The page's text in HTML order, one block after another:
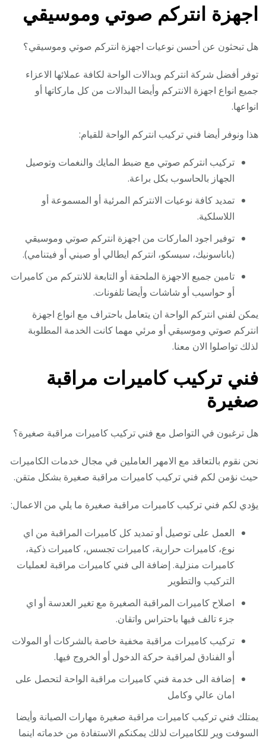
اجهزة انتركم صوتي وموسيقي
هل تبحثون عن أحسن نوعيات اجهزة انتركم صوتي وموسيقي؟
توفر أفضل شركة انتركم وبدالات الواحة لكافة عملائها الاعزاء
جميع انواع اجهزة الانتركم وأيضا البدالات من كل ماركاتها أو
انواعها.
هذا ونوفر أيضا فني تركيب انتركم الواحة للقيام:
تركيب انتركم صوتي مع ضبط المايك والنغمات وتوصيل
الجهاز بالحاسوب بكل براعة.
تمديد كافة نوعيات الانتركم المرئية أو المسموعة أو
اللاسلكية.
توفير اجود الماركات من اجهزة انتركم صوتي وموسيقي
(باناسونيك، سيسكو، انتركم ايطالي أو صيني أو فيتنامي).
تامين جميع الاجهزة الملحقة أو التابعة للانتركم من كاميرات
أو حواسيب أو شاشات وأيضا تلفونات.
يمكن لفني انتركم الواحة ان يتعامل باحتراف مع انواع اجهزة
انتركم صوتي وموسيقي أو مرئي مهما كانت الخدمة المطلوبة
لذلك تواصلوا الان معنا.
فني تركيب كاميرات مراقبة
صغيرة
هل ترغبون في التواصل مع فني تركيب كاميرات مراقبة صغيرة؟
نحن نقوم بالتعاقد مع الامهر العاملين في مجال خدمات الكاميرات
حيث نؤمن لكم فني تركيب كاميرات مراقبة صغيرة بشكل متقن.
يؤدي لكم فني تركيب كاميرات مراقبة صغيرة ما يلي من الاعمال:
العمل على توصيل أو تمديد كل كاميرات المراقبة من اي
نوع، كاميرات حرارية، كاميرات تجسس، كاميرات ذكية،
كاميرات منزلية. إضافة الى فني كاميرات مراقبة لعمليات
التركيب والتطوير
اصلاح كاميرات المراقبة الصغيرة مع تغير العدسة أو اي
جزء تالف فيها باحتراس واتقان.
تركيب كاميرات مراقبة مخفية خاصة بالشركات أو المولات
أو الفنادق لمراقبة حركة الدخول أو الخروج فيها.
إضافة الى خدمة فني كاميرات مراقبة الواحة لتحصل على
امان عالي وكامل
يمتلك فني تركيب كاميرات مراقبة صغيرة مهارات الصيانة وأيضا
السوفت وير للكاميرات لذلك يمكنكم الاستفادة من خدماته اينما